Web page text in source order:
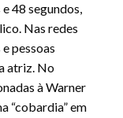
48 segundos,
Nas redes
pessoas
atriz. No
à Warner
“cobardia” em